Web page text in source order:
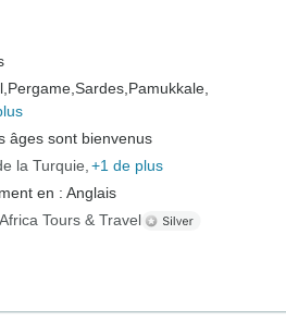
Pergame, Sardes, Pamukkale,
âges sont bienvenus
la Turquie +1 de plus
en : Anglais
Tours & Travel